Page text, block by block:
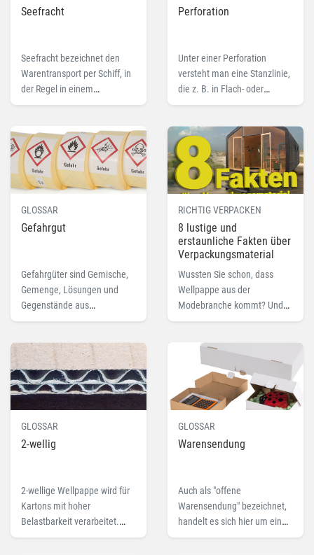
Seefracht
Seefracht bezeichnet den
Warentransport per Schiff, in
der Regel in einem
klassischen 40 Fuß-
mehr zu dem Fachbegriff
Seefracht.
Perforation
Unter einer Perforation
versteht man eine Stanzlinie,
die z. B. in Flach- oder
Luftpolsterfolien
hier mehr zu dem
Fachbegriff.
GLOSSAR
Gefahrgut
Gefahrgüter sind Gemische,
Gemenge, Lösungen und
Gegenstände aus
gefährlichen Stoffen. Hier
Definition samt
Gefahrgutklassen Übersicht.
RICHTIG VERPACKEN
8 lustige und
erstaunliche Fakten über
Verpackungsmaterial
Wussten Sie schon, dass
Wellpappe aus der
Modebranche kommt? Und
dass man mit Klebeband
kann? Nein? Dann sollten Sie
weiterlesen.
GLOSSAR
2-wellig
2-wellige Wellpappe wird für
Kartons mit hoher
Belastbarkeit verarbeitet.
Lesen Sie hier mehr zum
GLOSSAR
Warensendung
Auch als "offene
Warensendung" bezeichnet,
handelt es sich hier um ein
portosparendes